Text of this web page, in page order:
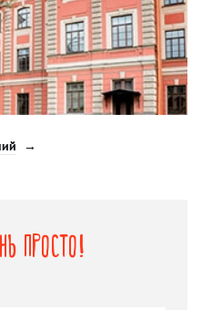
просто!